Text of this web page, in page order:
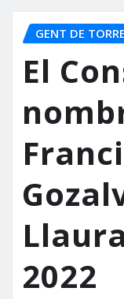
GENT DE
El
2022